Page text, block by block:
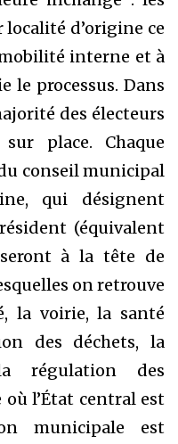
d’origine ce
interne et à
le processus. Dans
des électeurs
place. Chaque
conseil municipal
qui désignent
(équivalent
à la tête de
on retrouve
la voirie, la santé
des déchets, la
régulation des
où l’État central est
municipale est